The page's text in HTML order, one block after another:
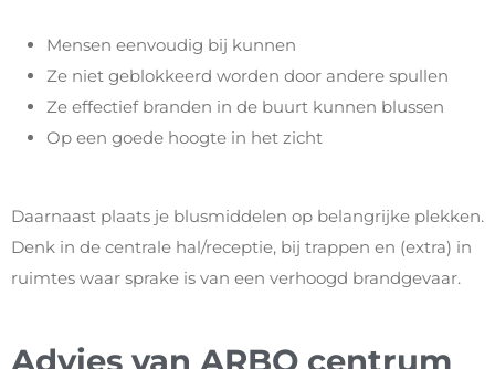
Mensen eenvoudig bij kunnen
Ze niet geblokkeerd worden door andere spullen
Ze effectief branden in de buurt kunnen blussen
Op een goede hoogte in het zicht
Daarnaast plaats je blusmiddelen op belangrijke plekken.
Denk in de centrale hal/receptie, bij trappen en (extra) in
ruimtes waar sprake is van een verhoogd brandgevaar.
Advies van ARBO centrum